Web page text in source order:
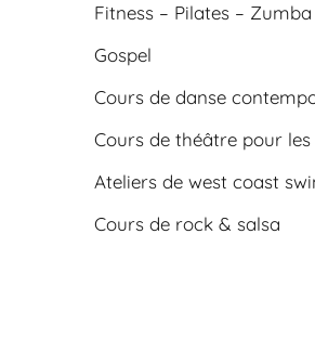
Fitness – Pilates –
Gospel
Cours de danse
Cours de théâtre pour
Ateliers de west coast
Cours de rock & salsa